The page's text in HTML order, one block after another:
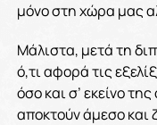
μόνο στη χώρα μας
Μάλιστα, μετά τη
ό,τι αφορά τις
όσο και σ’ εκείνο
αποκτούν άμεσο και